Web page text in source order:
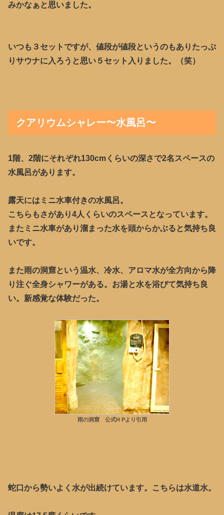
みかなぁと思いました。
いつも３セットですが、値段が値段というのもありたっぷ
りサウナに入ろうと思い５セット入りました。（笑）
クアリウムシャレー〜水風呂〜
1階、2階にそれぞれ130cmくらいの深さで2名スペースの
水風呂があります。
露天にはミニ水車付きの水風呂。
こちらもさがあり4人くらいのスペースとなっています。
またミニ水車があり溜まった水を頭からかぶると気持ち良
いです。
また雨の洞窟という温水、冷水、アロマ水が全方向から降
り注ぐ全身シャワーがある。お湯と水を浴びて気持ち良
い。新感覚な体験だった。
雨の洞窟 公式H Pより引用
蛇口から勢いよく水が出続けています。こちらは水道水。